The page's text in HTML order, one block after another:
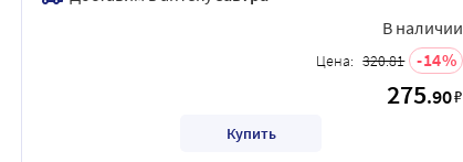
В наличии
Цена: 320.81 14
275.90₽
Купить